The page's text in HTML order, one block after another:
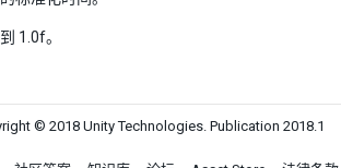
1.0f。
© 2018 Unity Technologies. Publication 2018.1